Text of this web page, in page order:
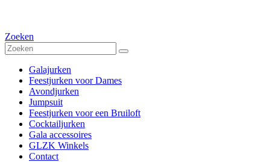
Zoeken
Galajurken
Feestjurken voor Dames
Avondjurken
Jumpsuit
Feestjurken voor een Bruiloft
Cocktailjurken
Gala accessoires
GLZK Winkels
Contact